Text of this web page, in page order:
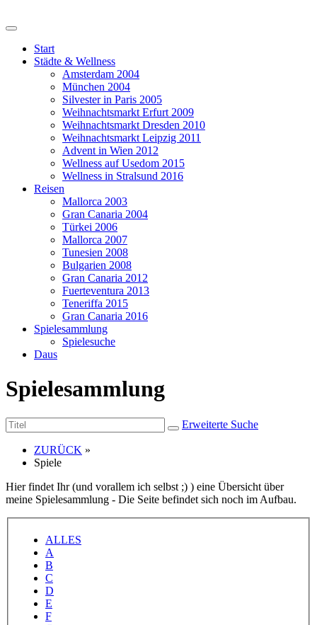
Start
Städte & Wellness
Amsterdam 2004
München 2004
Silvester in Paris 2005
Weihnachtsmarkt Erfurt 2009
Weihnachtsmarkt Dresden 2010
Weihnachtsmarkt Leipzig 2011
Advent in Wien 2012
Wellness auf Usedom 2015
Wellness in Stralsund 2016
Reisen
Mallorca 2003
Gran Canaria 2004
Türkei 2006
Mallorca 2007
Tunesien 2008
Bulgarien 2008
Gran Canaria 2012
Fuerteventura 2013
Teneriffa 2015
Gran Canaria 2016
Spielesammlung
Spielesuche
Daus
Spielesammlung
Erweiterte Suche
ZURÜCK »
Spiele
Hier findet Ihr (und vorallem ich selbst ;) ) eine Übersicht über
meine Spielesammlung - Die Seite befindet sich noch im Aufbau.
ALLES
A
B
C
D
E
F